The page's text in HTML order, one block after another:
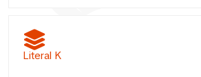
Literal K